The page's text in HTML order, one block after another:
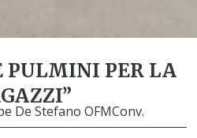
PULMINI PER LA
De Stefano OFMConv.